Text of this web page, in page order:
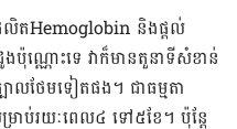
ផលិត​Hemoglobin និង​ផ្ដល់​
ណ្ណោះ​ទេ​ វា​ក៏​មាន​តួនាទី​សំខាន់​
បាល​ថែម​ទៀត​ផង​។​ ជា​ធម្មតា
រាប់​រយៈពេល​៤ ទៅ​៥​ខែ​។​ ប៉ុន្តែ​